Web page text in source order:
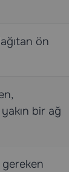
ön
bir ağ
gereken